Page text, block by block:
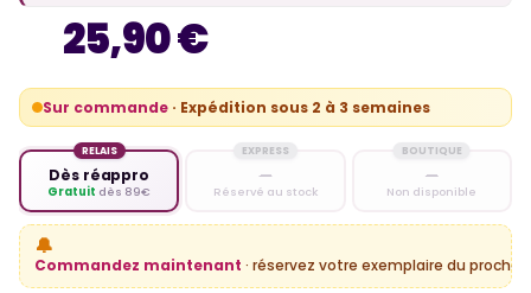
25,90 €
Sur commande · Expédition sous 2 à 3 semaines
RELAIS
Dès réappro
Gratuit dès 89€
EXPRESS
—
Réservé au stock
BOUTIQUE
—
Non disponible
🔔
Commandez maintenant · réservez votre exemplaire du